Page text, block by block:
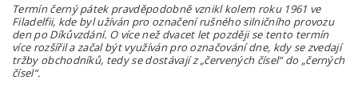
Termín černý pátek pravděpodobně vznikl kolem roku 1961 ve
Filadelfii, kde byl užíván pro označení rušného silničního provozu
den po Díkůvzdání. O více než dvacet let později se tento termín
více rozšířil a začal být využíván pro označování dne, kdy se zvedají
tržby obchodníků, tedy se dostávají z „červených čísel“ do „černých
čísel“.